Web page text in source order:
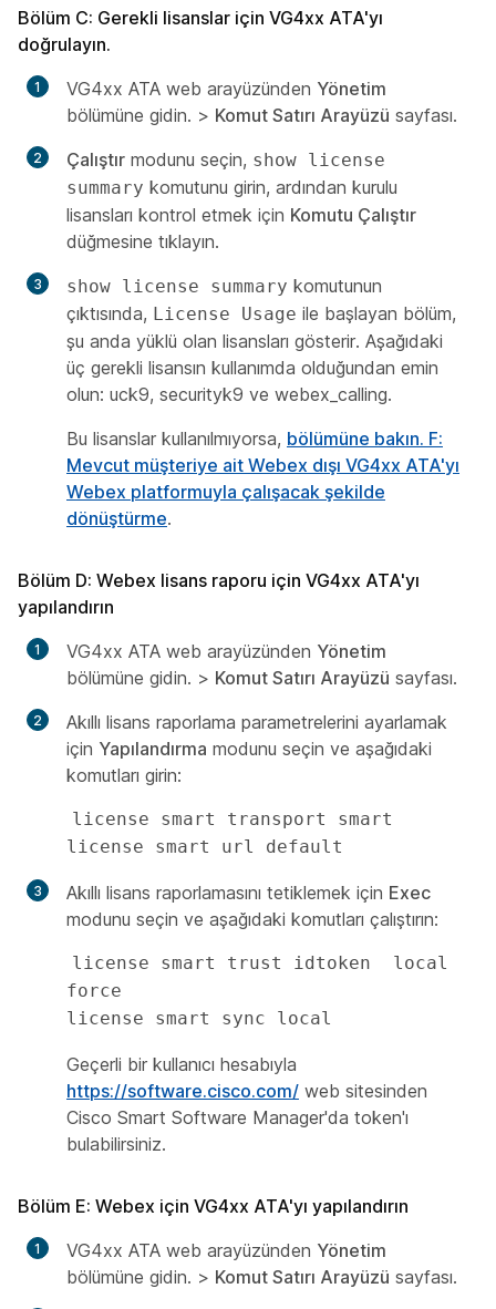
Bölüm C: Gerekli lisanslar için VG4xx ATA'yı
doğrulayın.
VG4xx ATA web arayüzünden Yönetim
bölümüne gidin. > Komut Satırı Arayüzü sayfası.
Çalıştır modunu seçin, show license
summary komutunu girin, ardından kurulu
lisansları kontrol etmek için Komutu Çalıştır
düğmesine tıklayın.
show license summary komutunun
çıktısında, License Usage ile başlayan bölüm,
şu anda yüklü olan lisansları gösterir. Aşağıdaki
üç gerekli lisansın kullanımda olduğundan emin
olun: uck9, securityk9 ve webex_calling.
Bu lisanslar kullanılmıyorsa, bölümüne bakın. F:
Mevcut müşteriye ait Webex dışı VG4xx ATA'yı
Webex platformuyla çalışacak şekilde
dönüştürme.
Bölüm D: Webex lisans raporu için VG4xx ATA'yı
yapılandırın
VG4xx ATA web arayüzünden Yönetim
bölümüne gidin. > Komut Satırı Arayüzü sayfası.
Akıllı lisans raporlama parametrelerini ayarlamak
için Yapılandırma modunu seçin ve aşağıdaki
komutları girin:
license smart transport smart
license smart url default
Akıllı lisans raporlamasını tetiklemek için Exec
modunu seçin ve aşağıdaki komutları çalıştırın:
license smart trust idtoken  local
force
license smart sync local
Geçerli bir kullanıcı hesabıyla
https://software.cisco.com/ web sitesinden
Cisco Smart Software Manager'da token'ı
bulabilirsiniz.
Bölüm E: Webex için VG4xx ATA'yı yapılandırın
VG4xx ATA web arayüzünden Yönetim
bölümüne gidin. > Komut Satırı Arayüzü sayfası.